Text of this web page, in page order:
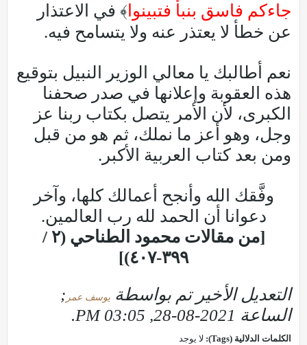
جاءكم فاسق بنبأ فتبينوا ﴾ في الاعتذار
عن خطأ لا يعتذر عنه ولا يتسامح فيه.
نعم أطالبك يا معالي الوزير النبيل بتوقيع
هذه العقوبة وإعلانها في صدر صحفنا
الكبرى، لأن الأمر يتصل بكتاب ربنا عز
وجل، وهو أعز ما نملك، ثم هو من قبل
ومن بعد كتاب العربية الأكبر.
وفَّقك الله وأنجح أعمالك كلها، وآخر
دعوانا أن الحمد لله رب العالمين.
[من مقالات محمود الطناحي (٢ /
٣٩٩-٤٠٧)]
التعديل الأخير تم بواسطة يوسف عمر ;
الساعة 2021-08-28, 03:05 PM
.
الكلمات الدلالية (Tags): لا يوجد